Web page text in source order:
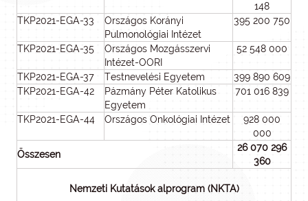
148
TKP2021-EGA-33
Országos Korányi
Pulmonológiai Intézet
395 200 750
TKP2021-EGA-35
Országos Mozgásszervi
Intézet-OORI
52 548 000
TKP2021-EGA-37 Testnevelési Egyetem
399 890 609
TKP2021-EGA-42
Pázmány Péter Katolikus
Egyetem
701 016 839
TKP2021-EGA-44 Országos Onkológiai Intézet
928 000
000
Összesen
26 070 296
360
Nemzeti Kutatások alprogram (NKTA)